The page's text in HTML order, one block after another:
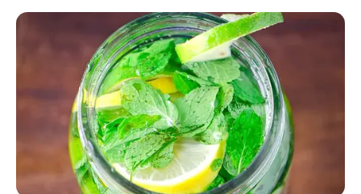
Como Fazer um Porta-treco com
Latas Reaproveitadas